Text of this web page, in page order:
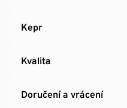
Kepr
Kvalita
Doručení a vrácení